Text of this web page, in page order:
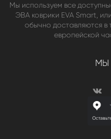
Мы используем все
ЭВА коврики EVA Smart,
обычно доставляются в
европейской
МЫ